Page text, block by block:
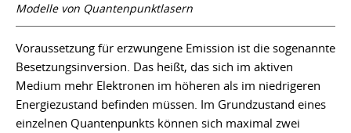
Modelle von Quantenpunktlasern
Voraussetzung für erzwungene Emission ist die sogenannte
Besetzungsinversion. Das heißt, das sich im aktiven
Medium mehr Elektronen im höheren als im niedrigeren
Energiezustand befinden müssen. Im Grundzustand eines
einzelnen Quantenpunkts können sich maximal zwei